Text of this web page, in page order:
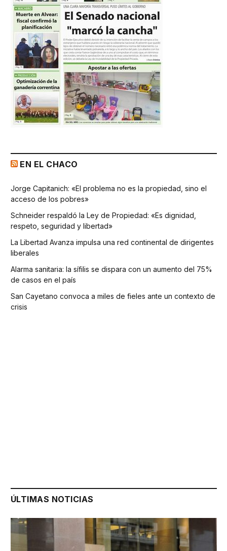
EN EL CHACO
Jorge Capitanich: «El problema no es la propiedad, sino el
acceso de los pobres»
Schneider respaldó la Ley de Propiedad: «Es dignidad,
respeto, seguridad y libertad»
La Libertad Avanza impulsa una red continental de dirigentes
liberales
Alarma sanitaria: la sífilis se dispara con un aumento del 75%
de casos en el país
San Cayetano convoca a miles de fieles ante un contexto de
crisis
ÚLTIMAS NOTICIAS